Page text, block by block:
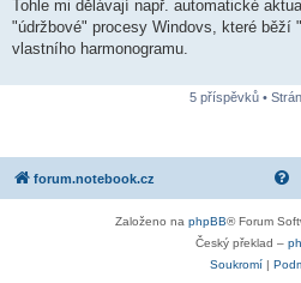
Tohle mi dělávají např. automatické
"údržbové" procesy Windovs, které běží
vlastního harmonogramu.
5 příspěvků •
forum.notebook.cz
Založeno na phpBB® Forum
Český překlad –
Soukromí|